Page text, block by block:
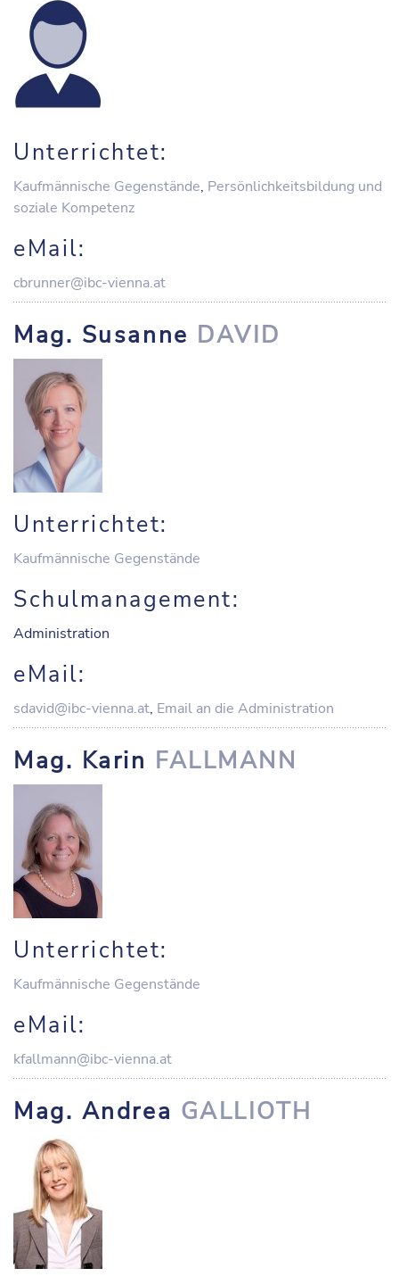
Unterrichtet:
Kaufmännische Gegenstände, Persönlichkeitsbildung und
soziale Kompetenz
eMail:
cbrunner@ibc-vienna.at
Mag. Susanne DAVID
Unterrichtet:
Kaufmännische Gegenstände
Schulmanagement:
Administration
eMail:
sdavid@ibc-vienna.at, Email an die Administration
Mag. Karin FALLMANN
Unterrichtet:
Kaufmännische Gegenstände
eMail:
kfallmann@ibc-vienna.at
Mag. Andrea GALLIOTH